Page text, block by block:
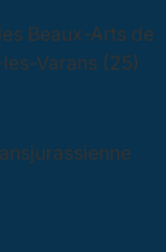
Beaux-Arts de
Varans (25)